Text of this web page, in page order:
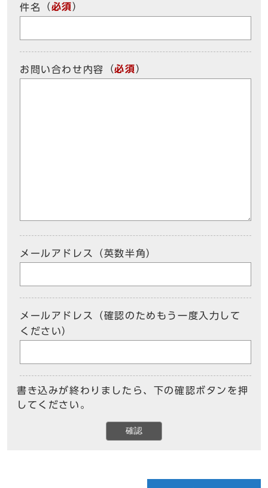
件名 （必須）
お問い合わせ内容 （必須）
メールアドレス（英数半角）
メールアドレス（確認のためもう一度入力して
ください）
書き込みが終わりましたら、下の確認ボタンを押
してください。
確認